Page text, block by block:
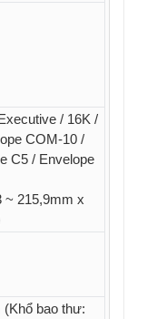
/ 16K /
COM-10 /
C5 / Envelope
~ 215,9mm x
bao thư: